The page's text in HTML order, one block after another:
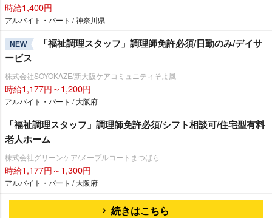
時給1,400円
アルバイト・パート / 神奈川県
NEW
「福祉調理スタッフ」調理師免許必須/日勤のみ/デイサ
ービス
株式会社SOYOKAZE/新大阪ケアコミュニティそよ風
時給1,177円～1,200円
アルバイト・パート / 大阪府
「福祉調理スタッフ」調理師免許必須/シフト相談可/住宅型有料
老人ホーム
株式会社グリーンケア/メープルコートまつばら
時給1,177円～1,300円
アルバイト・パート / 大阪府
続きはこちら